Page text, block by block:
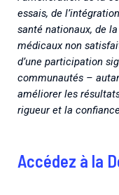
essais, de
santé nationaux, de
médicaux non
d’une participation
communautés –
améliorer les
rigueur et la
Accédez à la